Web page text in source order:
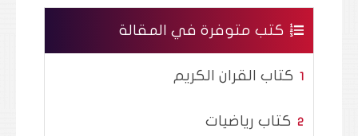
كتب متوفرة في المقالة
كتاب القران الكريم
كتاب رياضيات